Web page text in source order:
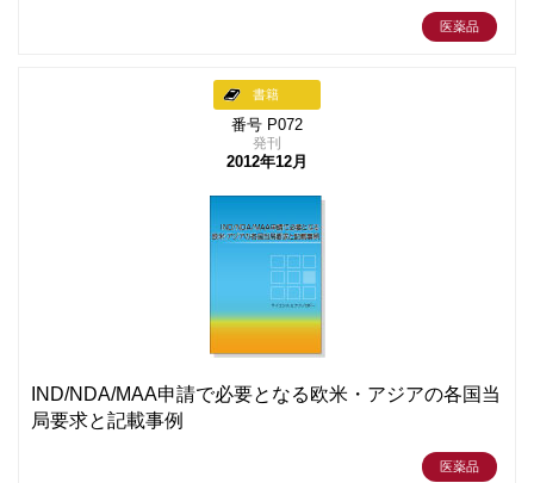
医薬品
書籍
番号 P072
発刊
2012年12月
IND/NDA/MAA申請で必要となる欧米・アジアの各国当
局要求と記載事例
医薬品